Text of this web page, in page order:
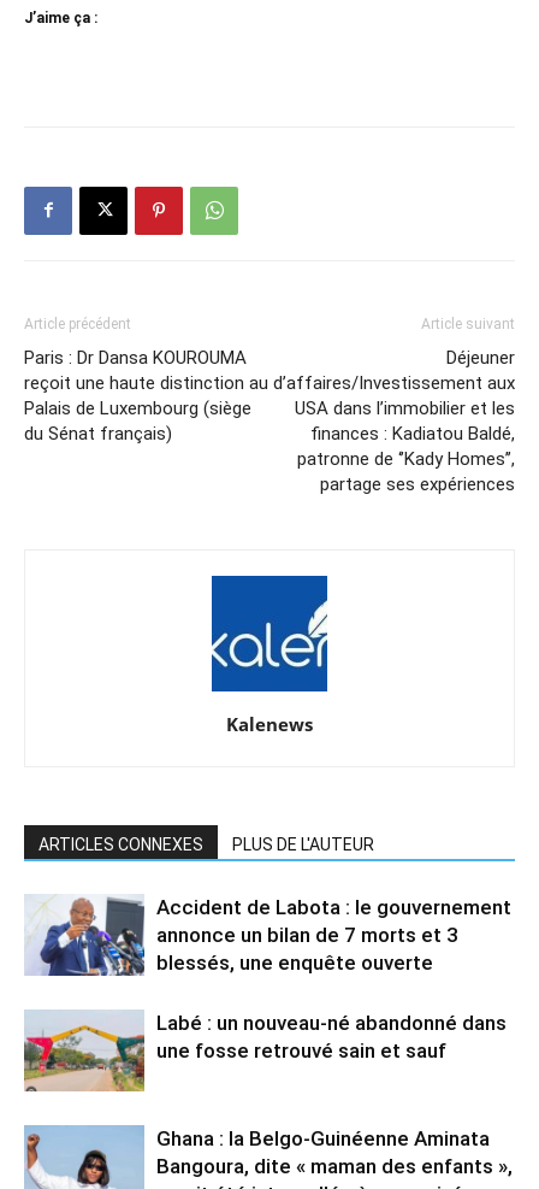
J’aime ça :
Article précédent
Paris : Dr Dansa KOUROUMA
reçoit une haute distinction au
Palais de Luxembourg (siège
du Sénat français)
Article suivant
Déjeuner
d’affaires/Investissement aux
USA dans l’immobilier et les
finances : Kadiatou Baldé,
patronne de ‘’Kady Homes’’,
partage ses expériences
Kalenews
ARTICLES CONNEXES PLUS DE L'AUTEUR
Accident de Labota : le gouvernement
annonce un bilan de 7 morts et 3
blessés, une enquête ouverte
Labé : un nouveau-né abandonné dans
une fosse retrouvé sain et sauf
Ghana : la Belgo-Guinéenne Aminata
Bangoura, dite « maman des enfants »,